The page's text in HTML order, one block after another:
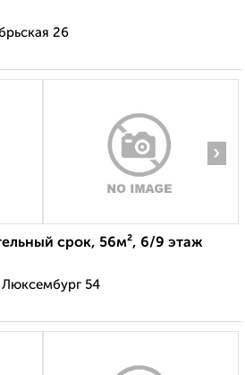
26
›
срок, 56м², 6/9 этаж
54